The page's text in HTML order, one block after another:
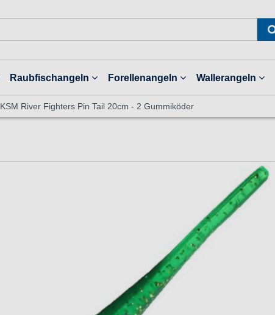
Raubfischangeln Forellenangeln Wallerangeln
KSM River Fighters Pin Tail 20cm - 2 Gummiköder